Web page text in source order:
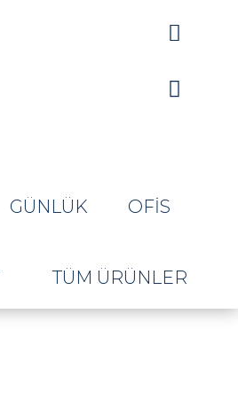


GÜNLÜK OFIS
TÜM ÜRÜNLER